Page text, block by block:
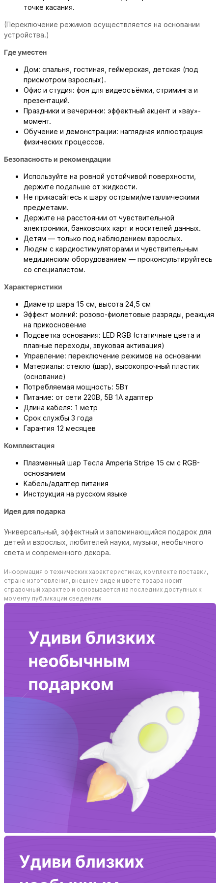
точке касания.
(Переключение режимов осуществляется на основании
устройства.)
Где уместен
Дом: спальня, гостиная, геймерская, детская (под
присмотром взрослых).
Офис и студия: фон для видеосъёмки, стриминга и
презентаций.
Праздники и вечеринки: эффектный акцент и «вау»-
момент.
Обучение и демонстрации: наглядная иллюстрация
физических процессов.
Безопасность и рекомендации
Используйте на ровной устойчивой поверхности,
держите подальше от жидкости.
Не прикасайтесь к шару острыми/металлическими
предметами.
Держите на расстоянии от чувствительной
электроники, банковских карт и носителей данных.
Детям — только под наблюдением взрослых.
Людям с кардиостимуляторами и чувствительным
медицинским оборудованием — проконсультируйтесь
со специалистом.
Характеристики
Диаметр шара 15 см, высота 24,5 см
Эффект молний: розово‑фиолетовые разряды, реакция
на прикосновение
Подсветка основания: LED RGB (статичные цвета и
плавные переходы, звуковая активация)
Управление: переключение режимов на основании
Материалы: стекло (шар), высокопрочный пластик
(основание)
Потребляемая мощность: 5Вт
Питание: от сети 220В, 5В 1А адаптер
Длина кабеля: 1 метр
Срок службы 3 года
Гарантия 12 месяцев
Комплектация
Плазменный шар Тесла Amperia Stripe 15 см с RGB-
основанием
Кабель/адаптер питания
Инструкция на русском языке
Идея для подарка
Универсальный, эффектный и запоминающийся подарок для
детей и взрослых, любителей науки, музыки, необычного
света и современного декора.
Информация о технических характеристиках, комплекте поставки,
стране изготовления, внешнем виде и цвете товара носит
справочный характер и основывается на последних доступных к
моменту публикации сведениях